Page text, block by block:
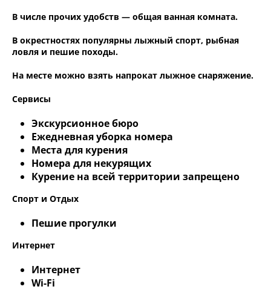
В числе прочих удобств — общая ванная комната.
В окрестностях популярны лыжный спорт, рыбная
ловля и пешие походы.
На месте можно взять напрокат лыжное снаряжение.
Сервисы
Экскурсионное бюро
Ежедневная уборка номера
Места для курения
Номера для некурящих
Курение на всей территории запрещено
Спорт и Отдых
Пешие прогулки
Интернет
Интернет
Wi-Fi